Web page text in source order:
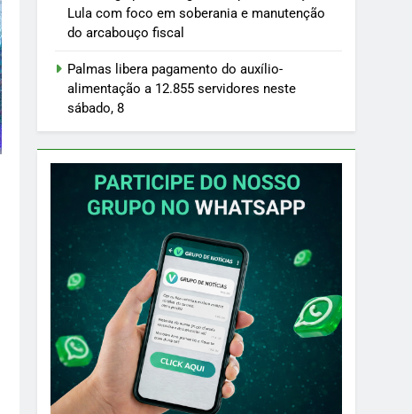
Lula com foco em soberania e manutenção
do arcabouço fiscal
Palmas libera pagamento do auxílio-
alimentação a 12.855 servidores neste
sábado, 8